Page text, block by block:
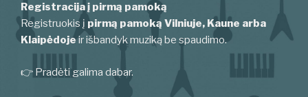
Registracija į pirmą pamoką
Registruokis į pirmą pamoką Vilniuje, Kaune arba
Klaipėdojeir išbandyk muziką be spaudimo.
👉 Pradėti galima dabar.